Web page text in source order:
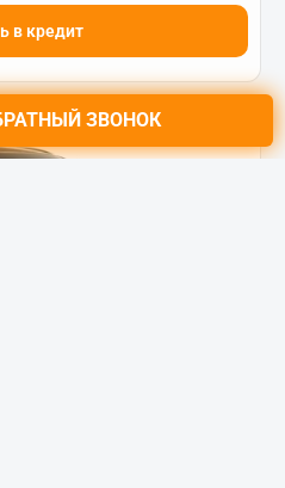
в кредит
ЗВОНОК